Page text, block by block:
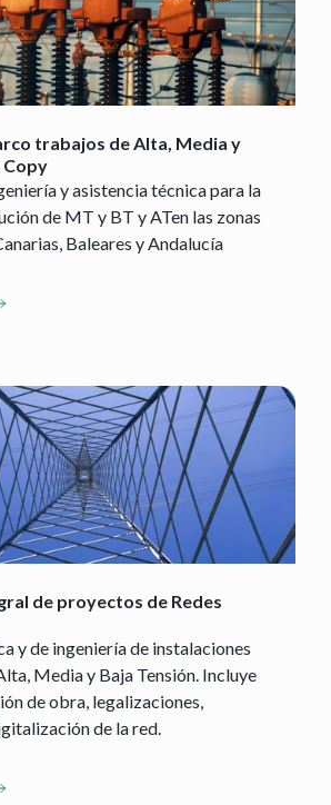
trabajos de Alta, Media y
Copy
y asistencia técnica para la
de MT y BT y ATen las zonas
Baleares y Andalucía
de proyectos de Redes
y de ingeniería de instalaciones
Media y Baja Tensión. Incluye
de obra, legalizaciones,
de la red.